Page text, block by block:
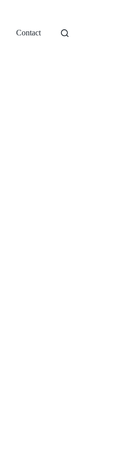
Contact